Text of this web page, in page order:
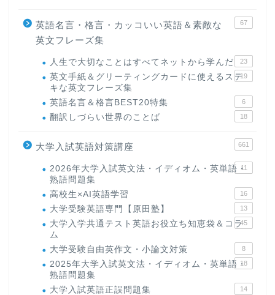
英語名言・格言・カッコいい英語＆素敵な
英文フレーズ集
67
人生で大切なことはすべてネットから学んだ 23
英文手紙＆グリーティングカードに使えるステ
キな英文フレーズ集
19
英語名言＆格言BEST20特集 6
翻訳しづらい世界のことば 18
大学入試英語対策講座 661
2026年大学入試英文法・イディオム・英単語・
熟語問題集
11
高校生×AI英語学習 16
大学受験英語専門【原田塾】 13
大学入学共通テスト英語お役立ち知恵袋＆コラ
ム
45
大学受験自由英作文・小論文対策 8
2025年大学入試英文法・イディオム・英単語・
熟語問題集
18
大学入試英語正誤問題集 14